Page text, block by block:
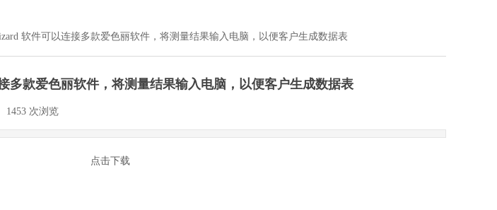
软件可以连接多款爱色丽软件，将测量结果输入电脑，以便客户生成数据表
多款爱色丽软件，将测量结果输入电脑，以便客户生成数据表
1453 次浏览
点击下载